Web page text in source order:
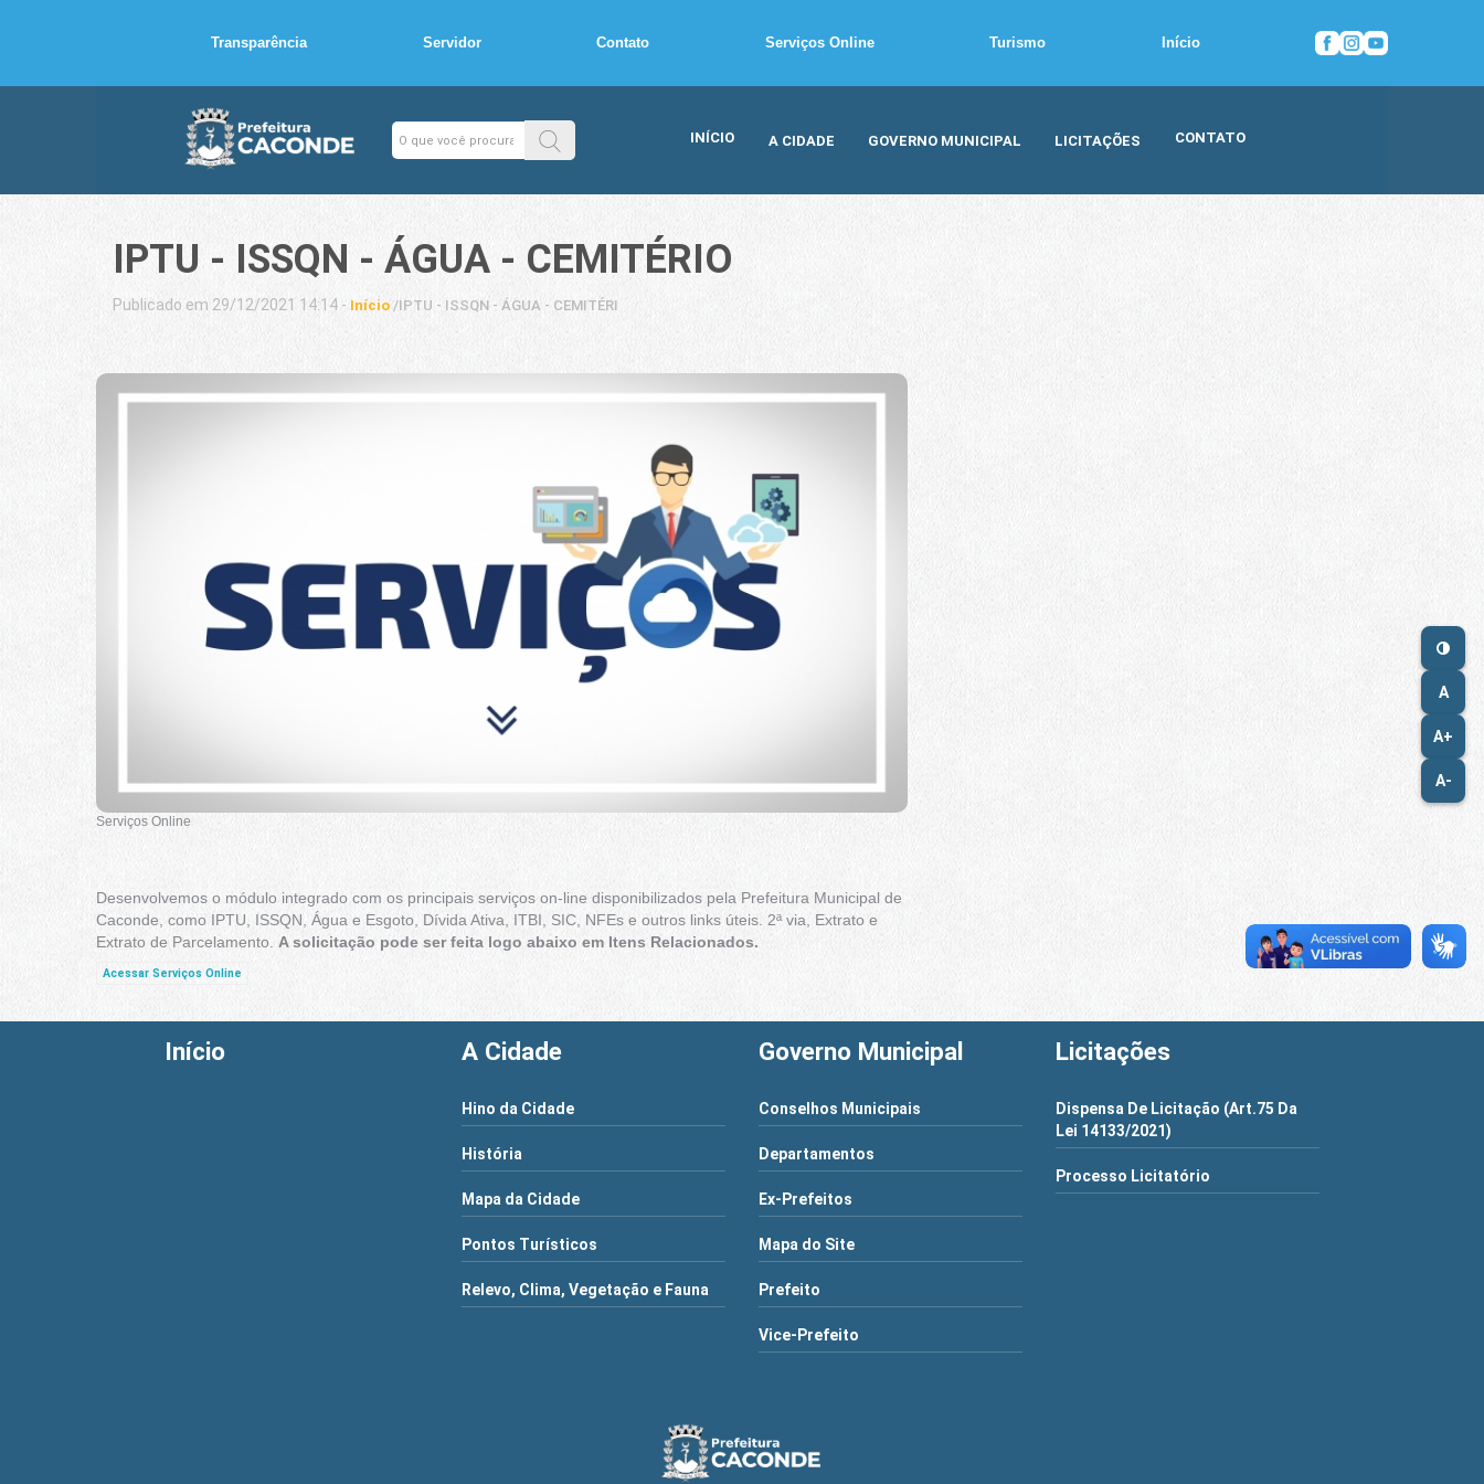
Transparência Servidor Contato Serviços Online Turismo Início
INÍCIO A CIDADE GOVERNO MUNICIPAL LICITAÇÕES CONTATO
A
A+
A-
IPTU - ISSQN - ÁGUA - CEMITÉRIO
Publicado em 29/12/2021 14:14 - Início /IPTU - ISSQN - ÁGUA - CEMITÉRIO
Serviços Online
Desenvolvemos o módulo integrado com os principais serviços on-line disponibilizados pela Prefeitura Municipal de
Caconde, como IPTU, ISSQN, Água e Esgoto, Dívida Ativa, ITBI, SIC, NFEs e outros links úteis. 2ª via, Extrato e
Extrato de Parcelamento. A solicitação pode ser feita logo abaixo em Itens Relacionados.
Acessar Serviços Online
Início A Cidade
Hino da Cidade
História
Mapa da Cidade
Pontos Turísticos
Relevo, Clima, Vegetação e Fauna
Governo Municipal
Conselhos Municipais
Departamentos
Ex-Prefeitos
Mapa do Site
Prefeito
Vice-Prefeito
Licitações
Dispensa De Licitação (Art.75 Da
Lei 14133/2021)
Processo Licitatório